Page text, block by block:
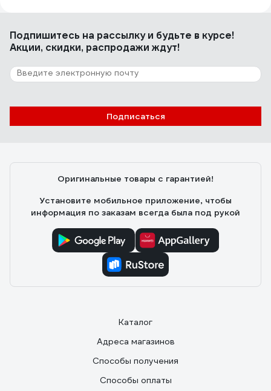
Для духовки.
12 отзывов
без рефлектора, 2000ч 5555
Подпишитесь на рассылкуи будьте в курсе!
Акции, скидки, распродажи ждут!
Подписаться
Оригинальные товары с гарантией!
Установите мобильное приложение, чтобы
информация по заказам всегда была под рукой
Каталог
Адреса магазинов
Способы получения
Способы оплаты